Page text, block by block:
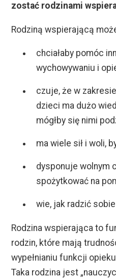
zostać rodzinami
Rodziną wspierającą
chciałaby pomóc
wychowywaniu i
czuje, że w
dzieci ma dużo
mógłby się nimi
ma wiele sił i woli,
dysponuje wolnym
spożytkować na
wie, jak radzić
Rodzina wspierająca to
rodzin, które mają
wypełnianiu funkcji
Taka rodzina jest